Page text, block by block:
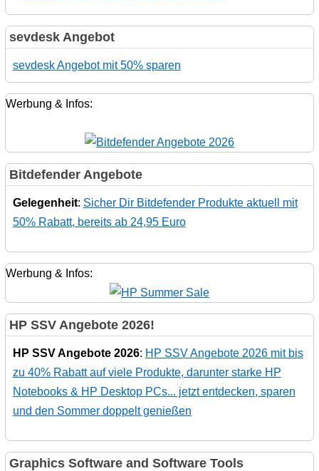
sevdesk Angebot
sevdesk Angebot mit 50% sparen
Werbung & Infos:
Bitdefender Angebote
Gelegenheit: Sicher Dir Bitdefender Produkte aktuell mit
50% Rabatt, bereits ab 24,95 Euro
Werbung & Infos:
HP SSV Angebote 2026!
HP SSV Angebote 2026: HP SSV Angebote 2026 mit bis
zu 40% Rabatt auf viele Produkte, darunter starke HP
Notebooks & HP Desktop PCs... jetzt entdecken, sparen
und den Sommer doppelt genießen
Graphics Software and Software Tools